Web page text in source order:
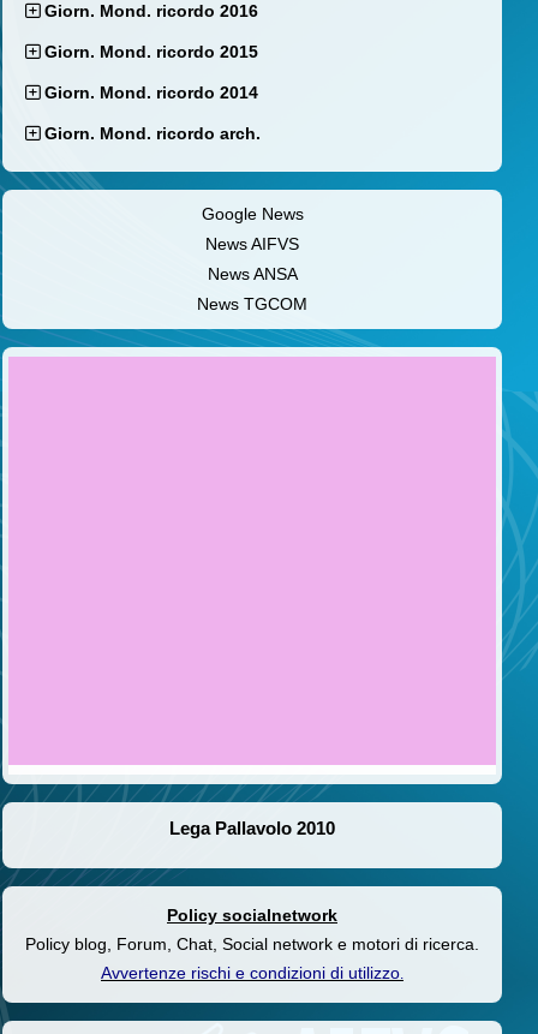
Giorn. Mond. ricordo 2016
Giorn. Mond. ricordo 2015
Giorn. Mond. ricordo 2014
Giorn. Mond. ricordo arch.
Google News
News AIFVS
News ANSA
News TGCOM
Lega Pallavolo 2010
Policy socialnetwork
Policy blog, Forum, Chat, Social network e motori di ricerca.
Avvertenze rischi e condizioni di utilizzo.